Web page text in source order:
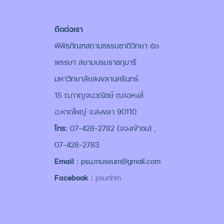
ติดต่อเรา
พิพิธภัณฑสถานธรรมชาติวิทยา ๕๐
พรรษา สยามบรมราชกุมารี
มหาวิทยาลัยสงขลานครินทร์
15 ถ.กาญจนวณิชย์ ต.คอหงส์
อ.หาดใหญ่ จ.สงขลา 90110
โทร: 07-428-2782 (จองเข้าชม) ,
07-428-2783
Email: psu.museum@gmail.com
Facebook : psunhm